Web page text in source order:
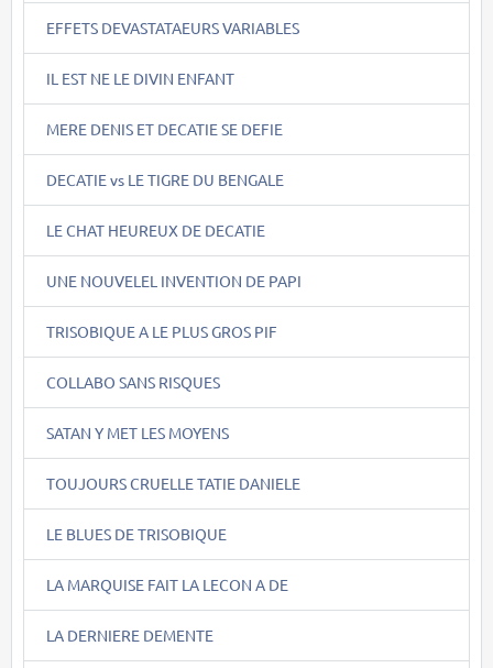
EFFETS DEVASTATAEURS VARIABLES
IL EST NE LE DIVIN ENFANT
MERE DENIS ET DECATIE SE DEFIE
DECATIE vs LE TIGRE DU BENGALE
LE CHAT HEUREUX DE DECATIE
UNE NOUVELEL INVENTION DE PAPI
TRISOBIQUE A LE PLUS GROS PIF
COLLABO SANS RISQUES
SATAN Y MET LES MOYENS
TOUJOURS CRUELLE TATIE DANIELE
LE BLUES DE TRISOBIQUE
LA MARQUISE FAIT LA LECON A DE
LA DERNIERE DEMENTE